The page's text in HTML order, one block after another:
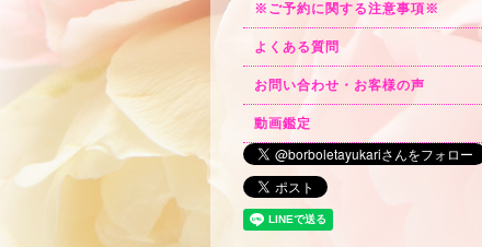
※ご予約に関する注意事項※
よくある質問
お問い合わせ・お客様の声
動画鑑定